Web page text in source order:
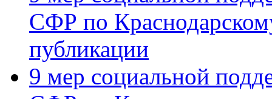
СФР по
публикации
9 мер социальной